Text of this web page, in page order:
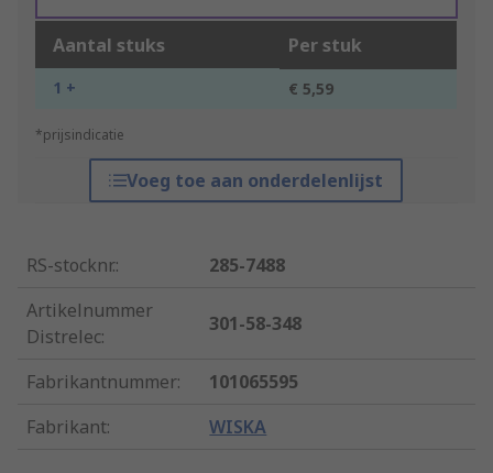
Aantal stuks Per stuk
1 + € 5,59
*prijsindicatie
Voeg toe aan onderdelenlijst
RS-stocknr.:
285-7488
Artikelnummer
Distrelec:
301-58-348
Fabrikantnummer:
101065595
Fabrikant: WISKA